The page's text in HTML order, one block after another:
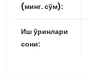
(минг. сўм):
Иш ўринлари
сони: